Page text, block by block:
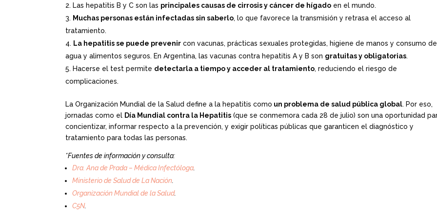
Las hepatitis B y C son las principales causas de cirrosis y cáncer de hígado en el mundo.
Muchas personas están infectadas sin saberlo, lo que favorece la transmisión y retrasa el acceso al
tratamiento.
La hepatitis se puede prevenir con vacunas, prácticas sexuales protegidas, higiene de manos y consumo de
agua y alimentos seguros. En Argentina, las vacunas contra hepatitis A y B son gratuitas y obligatorias.
Hacerse el test permite detectarla a tiempo y acceder al tratamiento, reduciendo el riesgo de
complicaciones.
La Organización Mundial de la Salud define a la hepatitis como un problema de salud pública global. Por eso,
jornadas como el Día Mundial contra la Hepatitis (que se conmemora cada 28 de julio) son una oportunidad
concientizar, informar respecto a la prevención, y exigir políticas públicas que garanticen el diagnóstico y
tratamiento para todas las personas.
*Fuentes de información y consulta:
Dra. Ana de Prada – Médica Infectóloga.
Ministerio de Salud de La Nación.
Organización Mundial de la Salud.
C5N.